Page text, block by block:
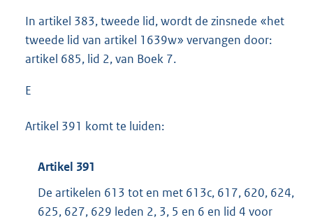
In artikel 383, tweede lid, wordt de zinsnede «het
tweede lid van artikel 1639w» vervangen door:
artikel 685, lid 2, van Boek 7.
E
Artikel 391 komt te luiden:
Artikel 391
De artikelen 613 tot en met 613c, 617, 620, 624,
625, 627, 629 leden 2, 3, 5 en 6 en lid 4 voor